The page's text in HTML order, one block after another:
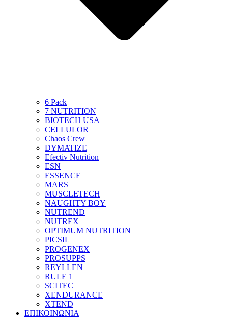
6 Pack
7 NUTRITION
BIOTECH USA
CELLULOR
Chaos Crew
DYMATIZE
Efectiv Nutrition
ESN
ESSENCE
MARS
MUSCLETECH
NAUGHTY BOY
NUTREND
NUTREX
OPTIMUM NUTRITION
PICSIL
PROGENEX
PROSUPPS
REYLLEN
RULE 1
SCITEC
XENDURANCE
XTEND
ΕΠΙΚΟΙΝΩΝΙΑ